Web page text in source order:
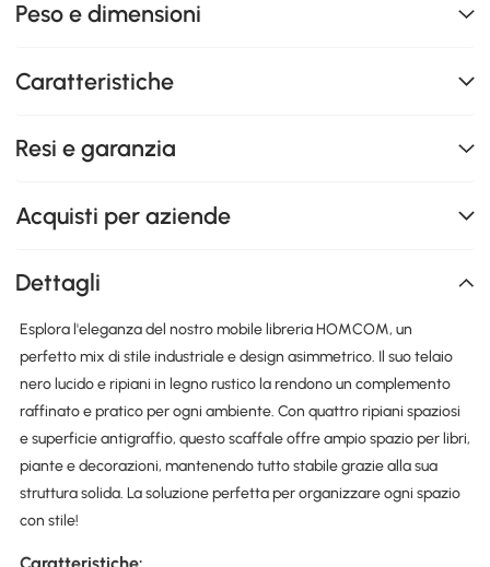
Peso e dimensioni
Caratteristiche
Resi e garanzia
Acquisti per aziende
Dettagli
Esplora l'eleganza del nostro mobile libreria HOMCOM, un
perfetto mix di stile industriale e design asimmetrico. Il suo telaio
nero lucido e ripiani in legno rustico la rendono un complemento
raffinato e pratico per ogni ambiente. Con quattro ripiani spaziosi
e superficie antigraffio, questo scaffale offre ampio spazio per libri,
piante e decorazioni, mantenendo tutto stabile grazie alla sua
struttura solida. La soluzione perfetta per organizzare ogni spazio
con stile!